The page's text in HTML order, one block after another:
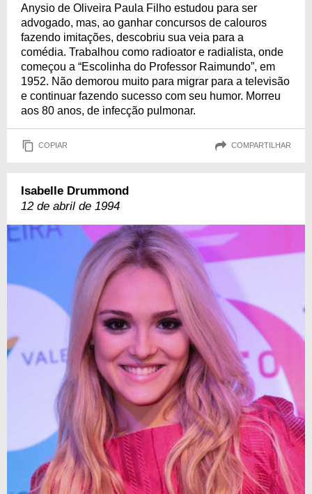
Anysio de Oliveira Paula Filho estudou para ser
advogado, mas, ao ganhar concursos de calouros
fazendo imitações, descobriu sua veia para a
comédia. Trabalhou como radioator e radialista, onde
começou a “Escolinha do Professor Raimundo”, em
1952. Não demorou muito para migrar para a televisão
e continuar fazendo sucesso com seu humor. Morreu
aos 80 anos, de infecção pulmonar.
COPIAR COMPARTILHAR
Isabelle Drummond
12 de abril de 1994